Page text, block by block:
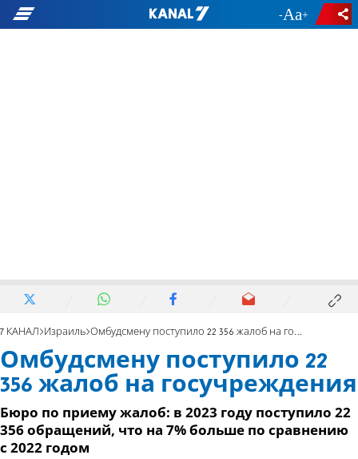
- +
7 КАНАЛ Израиль Омбудсмену поступило 22 356 жалоб на госучреждения
Омбудсмену поступило 22
356 жалоб на госучреждения
Бюро по приему жалоб: в 2023 году поступило 22
356 обращений, что на 7% больше по сравнению
с 2022 годом